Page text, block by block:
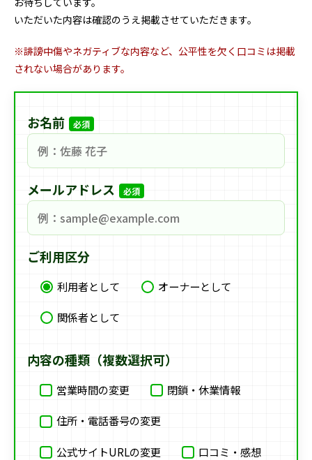
いただいた内容は確認のうえ掲載させていただきます。
※誹謗中傷やネガティブな内容など、公平性を欠く口コミは掲載
されない場合があります。
お名前 必須
メールアドレス 必須
ご利用区分
利用者として
オーナーとして
関係者として
内容の種類（複数選択可）
営業時間の変更 閉鎖・休業情報
住所・電話番号の変更
公式サイトURLの変更 口コミ・感想